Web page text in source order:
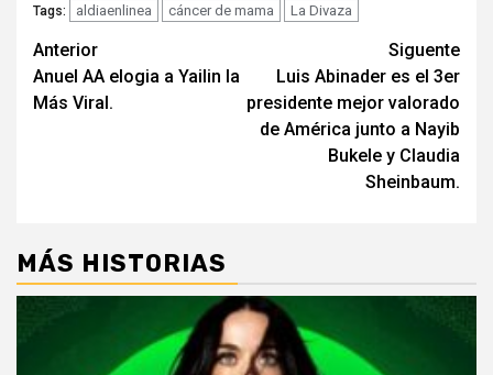
Tags: aldiaenlinea cáncer de mama La Divaza
Navegación
de
Anterior
Anuel AA elogia a Yailin la
Más Viral.
Siguente
Luis Abinader es el 3er
presidente mejor valorado
de América junto a Nayib
Bukele y Claudia
Sheinbaum.
MÁS HISTORIAS